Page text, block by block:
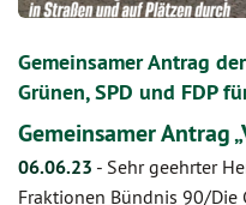
Gemeinsamer Antrag
Grünen, SPD und FDP
Gemeinsamer Antrag
06.06.23 - Sehr geehrter
Fraktionen Bündnis 90/Die